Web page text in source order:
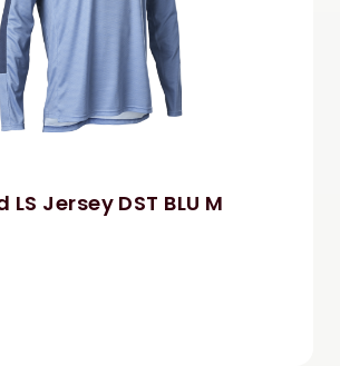
LS Jersey DST BLU M